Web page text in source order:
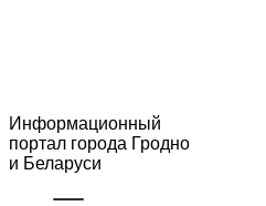
Информационный
портал города Гродно
и Беларуси